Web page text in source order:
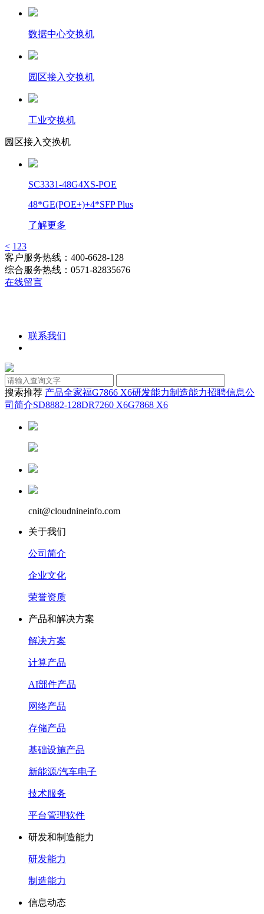
数据中心交换机
园区接入交换机
工业交换机
园区接入交换机
SC3331-48G4XS-POE
48*GE(POE+)+4*SFP Plus
了解更多
< 1 23
客户服务热线：400-6628-128
综合服务热线：0571-82835676
在线留言
联系我们
搜索推荐 产品全家福G7866 X6研发能力制造能力招聘信息公
司简介SD8882-128DR7260 X6G7868 X6
cnit@cloudnineinfo.com
关于我们
公司简介
企业文化
荣誉资质
产品和解决方案
解决方案
计算产品
AI部件产品
网络产品
存储产品
基础设施产品
新能源/汽车电子
技术服务
平台管理软件
研发和制造能力
研发能力
制造能力
信息动态